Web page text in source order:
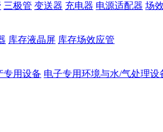
三极管 变送器 充电器 电源适配器 场
库存液晶屏 库存场效应管
专用设备 电子专用环境与水/气处理设